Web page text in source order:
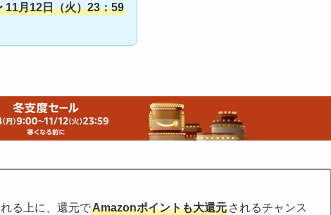
11月12日（火）23：59
る上に、還元でAmazonポイントも大還元 されるチャンス